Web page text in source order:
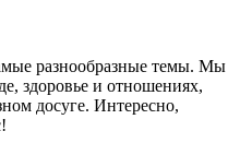
разнообразные темы. Мы
здоровье и отношениях,
досуге. Интересно,